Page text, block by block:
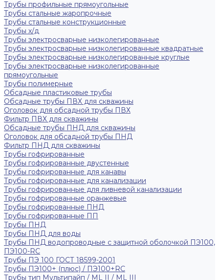
Трубы профильные прямоугольные
Трубы стальные жаропрочные
Трубы стальные конструкционные
Трубы х/д
Трубы электросварные низколегированные
Трубы электросварные низколегированные квадратные
Трубы электросварные низколегированные круглые
Трубы электросварные низколегированные
прямоугольные
Трубы полимерные
Обсадные пластиковые трубы
Обсадные трубы ПВХ для скважины
Оголовок для обсадной трубы ПВХ
Фильтр ПВХ для скважины
Обсадные трубы ПНД для скважины
Оголовок для обсадной трубы ПНД
Фильтр ПНД для скважины
Трубы гофрированные
Трубы гофрированные двустенные
Трубы гофрированные для канавы
Трубы гофрированные для канализации
Трубы гофрированные для ливневой канализации
Трубы гофрированные оранжевые
Трубы гофрированные ПНД
Трубы гофрированные ПП
Трубы ПНД
Трубы ПНД для воды
Трубы ПНД водопроводные с защитной оболочкой ПЭ100,
ПЭ100-RC
Трубы ПЭ 100 ГОСТ 18599-2001
Трубы ПЭ100+ (плюс) / ПЭ100+RC
Трубы тип Мультипайп / ML II / ML III